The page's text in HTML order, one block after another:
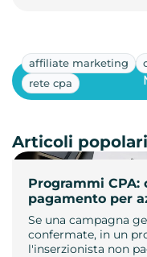
affiliate marketing
rete cpa
Programmi CPA:
pagamento per
Se una campagna
confermate, in un
l'inserzionista non
Articoli popolari